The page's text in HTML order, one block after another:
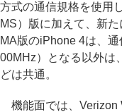
方式の通信規格を使用
MS）版に加えて、新
MA版のiPhone 4は、
00MHz）となる以外は
どは共通。
機能面では、Verizon